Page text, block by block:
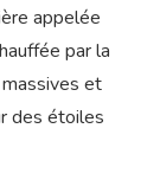
appelée
par la
et
des étoiles